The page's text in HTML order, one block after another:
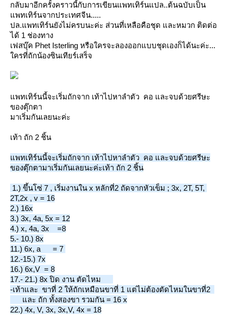
กลับมาอีกครั้งคราวนี้กับการเขียนแพทเทิร์นแปล..ต้นฉบับเป็น
พทเทิร์นจากประเทศจีน.....
ปล.แพทเทิร์นยังไม่ครบนะค่ะ ส่วนที่เหลือคือชุด และหมวก ติดต่อ
ได้ 1 ช่องทาง
เฟสบุ๊ค Phet Isterling หรือใครจะลองออกแบบชุดเองก็ได้นะค่ะ...
ครที่ถักน้องซินเทียร์เสร็จ
พทเทิร์นนี้จะเริ่มถักจาก เท้าไปหาลำตัว คอ และจบด้วยศรีษะ
ของตุ๊กตา
มาเริ่มกันเลยนะค่ะ
เท้า ถัก 2 ชิ้น
แพทเทิร์นนี้จะเริ่มถักจาก เท้าไปหาลำตัว  คอ และจบด้วยศรีษะ
ของตุ๊กตามาเริ่มกันเลยนะค่ะเท้า ถัก 2 ชิ้น
2T,2x , v = 16
2.) 16x
3.) 3x, 4a, 5x = 12
4.) x, 4a, 3x    =8
5.- 10.) 8x
11.) 6x, a      = 7
12.-15.) 7x
16.) 6x,V  = 8
17.- 21.) 8x ปิด งาน ตัดไหม
-เท้าและ  ขาที่ 2 ให้ถักเหมือนขาที่ 1 แต่ไม่ต้องตัดไหมในขาที่2
      และ ถัก ทั้งสองขา รวมกัน = 16 x
22.) 4x, V, 3x, 3x,V, 4x = 18